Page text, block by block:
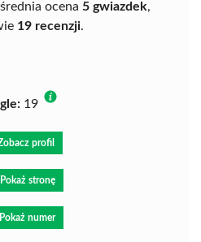
ocena 5 gwiazdek,
19 recenzji.
19
profil
Pokaż stronę
Pokaż numer